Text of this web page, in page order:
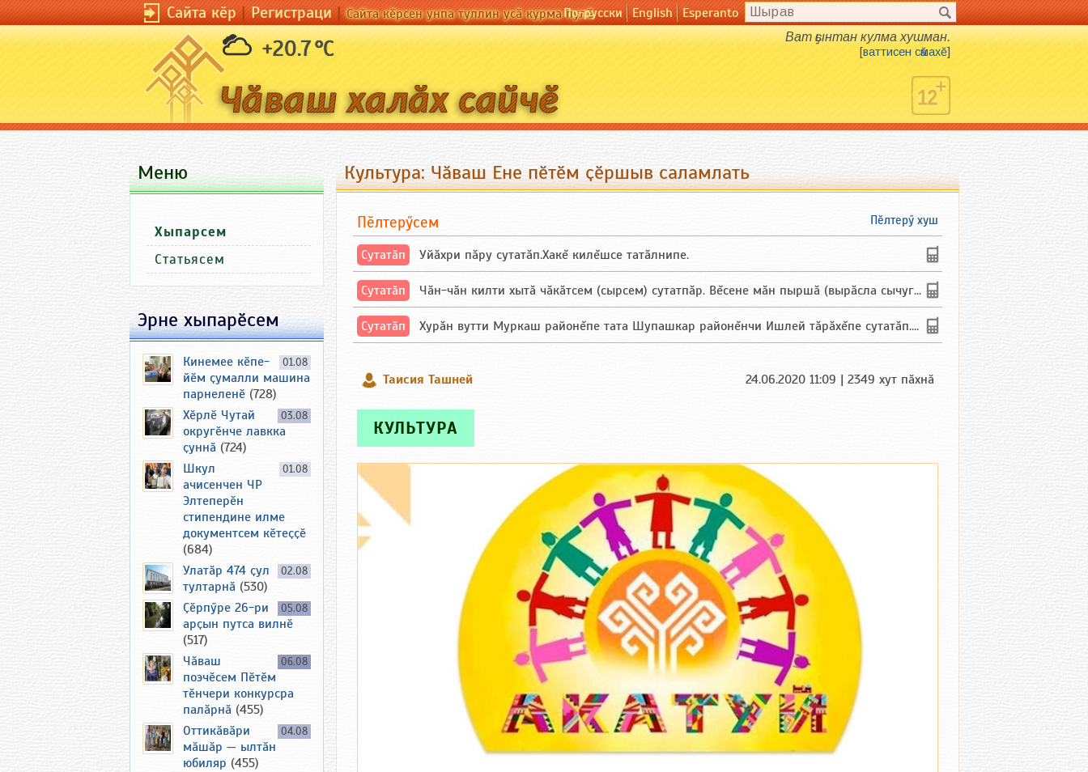
Сайта кӗр|Регистраци|Сайта кӗрсен унпа туллин усӑ курма пулӗПо-русски English Esperanto
+20.7 °C Ват ҫынтан кулма хушман.
[ваттисен сӑмахӗ]
Культура: Чӑваш Ене пӗтӗм ҫӗршыв саламлать
Пӗлтерӳ хуш
Пӗлтерӳсем
Сутатӑп Уйăхри пăру сутатăп.Хакĕ килĕшсе татăлнипе.
Сутатӑп Чăн-чăн килти хытă чăкăтсем (сырсем) сутатпăр. Вĕсене мăн пыршă (вырăсла сычуг) ...
Сутатӑп Хурăн вутти Муркаш районĕпе тата Шупашкар районĕнчи Ишлей тăрăхĕпе сутатăп. Ха...
Таисия Ташней 24.06.2020 11:09 | 2349 хут пӑхнӑ
КУЛЬТУРА
Меню
Хыпарсем
Статьясем
Эрне хыпарӗсем
01.08
Кинемее кӗпе-
йӗм ҫумалли машина
парнеленӗ (728)
03.08
Хӗрлӗ Чутай
округӗнче лавкка
ҫуннӑ (724)
01.08
Шкул
ачисенчен ЧР
Элтеперӗн
стипендине илме
документсем кӗтеҫҫӗ
(684)
02.08
Улатӑр 474 ҫул
тултарнӑ (530)
05.08
Ҫӗрпӳре 26-ри
арҫын путса вилнӗ
(517)
06.08
Чӑваш
поэчӗсем Пӗтӗм
тӗнчери конкурсра
палӑрнӑ (455)
04.08
Оттикӑвӑри
мӑшӑр — ылтӑн
юбиляр (455)